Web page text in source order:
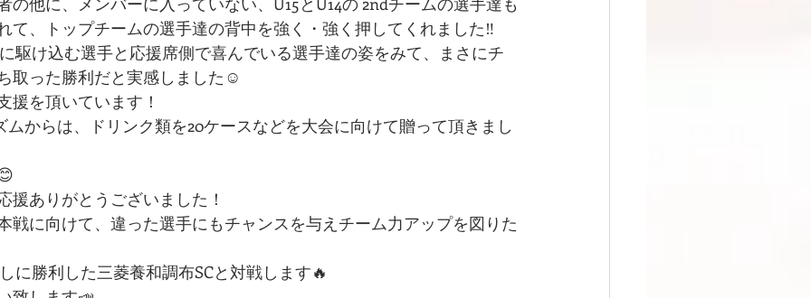
て、トップチームの選手達の背中を強く・強く押してくれました‼️
駆け込む選手と応援席側で喜んでいる選手達の姿をみて、まさにチ
取った勝利だと実感しました☺️
援を頂いています！
ムからは、ドリンク類を20ケースなどを大会に向けて贈って頂きまし
援ありがとうございました！
戦に向けて、違った選手にもチャンスを与えチーム力アップを図りた
に勝利した三菱養和調布SCと対戦します🔥